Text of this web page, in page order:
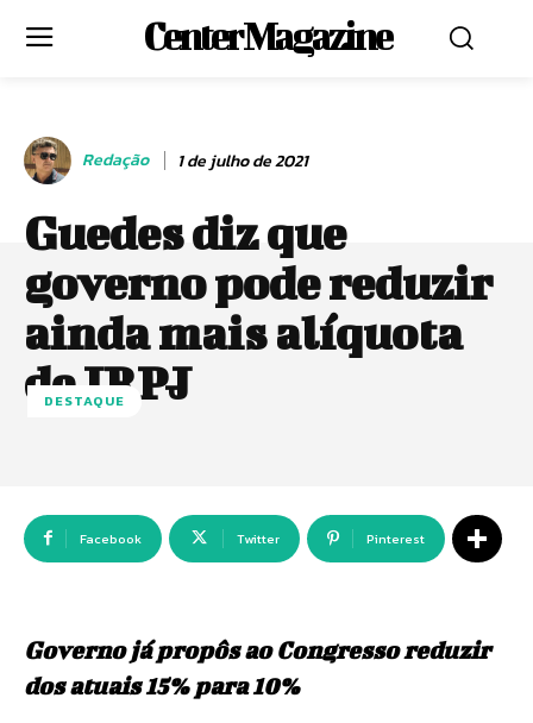
Center Magazine
Redação 1 de julho de 2021
Guedes diz que
governo pode reduzir
ainda mais alíquota
de IRPJ
DESTAQUE
Facebook Twitter Pinterest
Governo já propôs ao Congresso reduzir
dos atuais 15% para 10%